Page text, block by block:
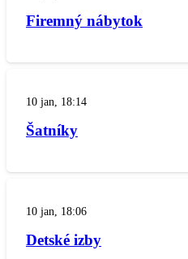
Firemný nábytok
10 jan, 18:14
Šatníky
10 jan, 18:06
Detské izby